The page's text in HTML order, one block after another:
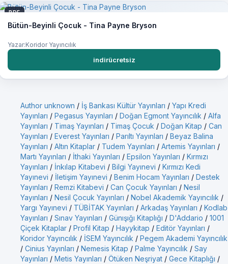
PDF
Bütün-Beyinli Çocuk - Tina Payne Bryson
Yazar:Koridor Yayıncılık
indirücretsiz
Author unknown / İş Bankası Kültür Yayınları / Yapı Kredi
Yayınları / Pegasus Yayınları / Doğan Egmont Yayıncılık / Alfa
Yayınları / Timaş Yayınları / Timaş Çocuk / Doğan Kitap / Can
Yayınları / Everest Yayınları / Parıltı Yayınları / Beyaz Balina
Yayınları / Altın Kitaplar / Tudem Yayınları / Artemis Yayınları /
Martı Yayınları / İthaki Yayınları / Epsilon Yayınları / Kırmızı
Yayınları / İnkılap Kitabevi / Bilgi Yayınevi / Kırmızı Kedi
Yayınevi / İletişim Yayınevi / Benim Hocam Yayınları / Destek
Yayınları / Remzi Kitabevi / Can Çocuk Yayınları / Nesil
Yayınları / Nesil Çocuk Yayınları / Nobel Akademik Yayıncılık /
Yargı Yayınevi / TÜBİTAK Yayınları / Arkadaş Yayınları / Kodlab
Yayınları / Sınav Yayınları / Günışığı Kitaplığı / D'Addario / 1001
Çiçek Kitaplar / Profil Kitap / Hayykitap / Editör Yayınları /
Koridor Yayıncılık / İSEM Yayıncılık / Pegem Akademi Yayıncılık
/ Cinius Yayınları / Nemesis Kitap / Palme Yayıncılık / Say
Yayınları / Metis Yayınları / Ötüken Neşriyat / Gece Kitaplığı /